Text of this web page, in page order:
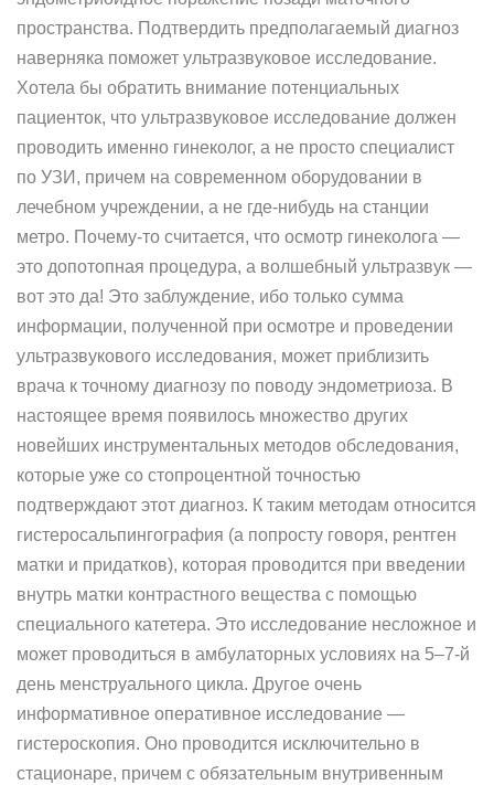
пространства. Подтвердить предполагаемый диагноз
наверняка поможет ультразвуковое исследование.
Хотела бы обратить внимание потенциальных
пациенток, что ультразвуковое исследование должен
проводить именно гинеколог, а не просто специалист
по УЗИ, причем на современном оборудовании в
лечебном учреждении, а не где-нибудь на станции
метро. Почему-то считается, что осмотр гинеколога —
это допотопная процедура, а волшебный ультразвук —
вот это да! Это заблуждение, ибо только сумма
информации, полученной при осмотре и проведении
ультразвукового исследования, может приблизить
врача к точному диагнозу по поводу эндометриоза. В
настоящее время появилось множество других
новейших инструментальных методов обследования,
которые уже со стопроцентной точностью
подтверждают этот диагноз. К таким методам относится
гистеросальпингография (а попросту говоря, рентген
матки и придатков), которая проводится при введении
внутрь матки контрастного вещества с помощью
специального катетера. Это исследование несложное и
может проводиться в амбулаторных условиях на 5–7-й
день менструального цикла. Другое очень
информативное оперативное исследование —
гистероскопия. Оно проводится исключительно в
стационаре, причем с обязательным внутривенным